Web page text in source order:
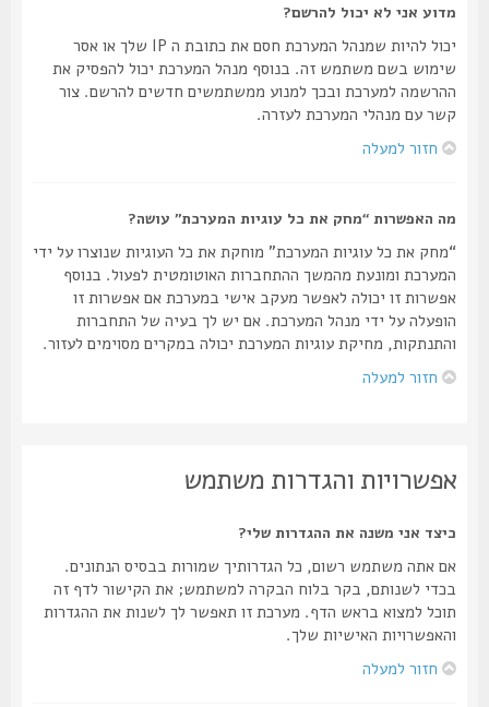
מדוע אני לא יכול להרשם?
יכול להיות שמנהל המערכת חסם את כתובת ה IP שלך או אסר
שימוש בשם משתמש זה. בנוסף מנהל המערכת יכול להפסיק את
ההרשמה למערכת ובכך למנוע ממשתמשים חדשים להרשם. צור
קשר עם מנהלי המערכת לעזרה.
חזור למעלה
מה האפשרות “מחק את כל עוגיות המערכת” עושה?
“מחק את כל עוגיות המערכת” מוחקת את כל העוגיות שנוצרו על ידי
המערכת ומונעת מהמשך ההתחברות האוטומטית לפעול. בנוסף
אפשרות זו יכולה לאפשר מעקב אישי במערכת אם אפשרות זו
הופעלה על ידי מנהל המערכת. אם יש לך בעיה של התחברות
והתנתקות, מחיקת עוגיות המערכת יכולה במקרים מסוימים לעזור.
חזור למעלה
אפשרויות והגדרות משתמש
כיצד אני משנה את ההגדרות שלי?
אם אתה משתמש רשום, כל הגדרותיך שמורות בבסיס הנתונים.
בכדי לשנותם, בקר בלוח הבקרה למשתמש; את הקישור לדף זה
תוכל למצוא בראש הדף. מערכת זו תאפשר לך לשנות את ההגדרות
והאפשרויות האישיות שלך.
חזור למעלה